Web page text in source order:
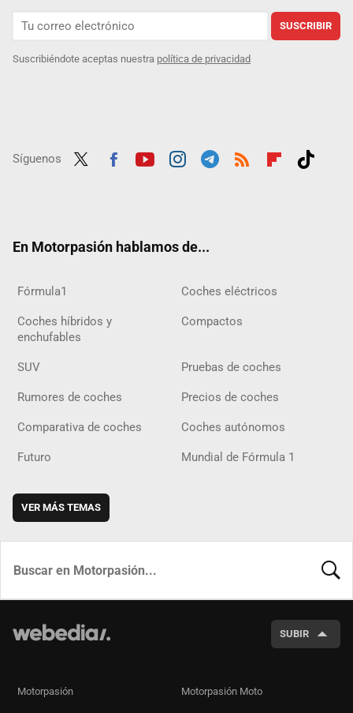
SUSCRIBIR
Suscribiéndote aceptas nuestra política de privacidad
Síguenos
En Motorpasión hablamos de...
Fórmula1 Coches eléctricos
Coches híbridos y
enchufables
Compactos
SUV Pruebas de coches
Rumores de coches Precios de coches
Comparativa de coches Coches autónomos
Futuro Mundial de Fórmula 1
VER MÁS TEMAS
SUBIR
Motorpasión Motorpasión Moto